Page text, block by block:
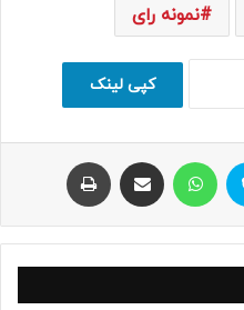
نمونه رای
کپی لینک
اسکایپ واتس آپ اشتراک با ایمیل